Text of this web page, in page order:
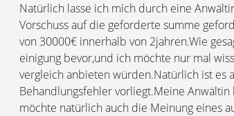
Natürlich lasse ich mich durch eine
Vorschuss auf die geforderte summe
von 30000€ innerhalb von 2jahren.Wie
einigung bevor,und ich möchte nur mal
vergleich anbieten würden.Natürlich ist es
Behandlungsfehler vorliegt.Meine
möchte natürlich auch die Meinung eines